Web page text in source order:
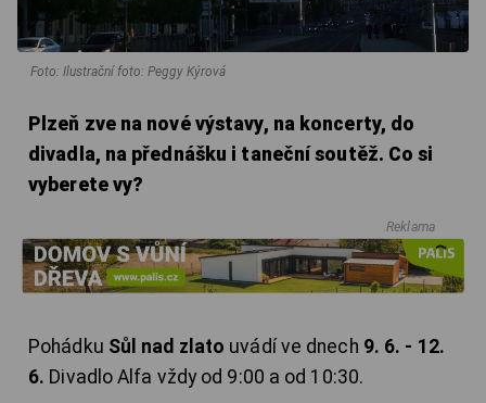
Foto: Ilustrační foto: Peggy Kýrová
Plzeň zve na nové výstavy, na koncerty, do
divadla, na přednášku i taneční soutěž. Co si
vyberete vy?
Reklama
Pohádku Sůl nad zlato uvádí ve dnech 9. 6. - 12.
6. Divadlo Alfa vždy od 9:00 a od 10:30.